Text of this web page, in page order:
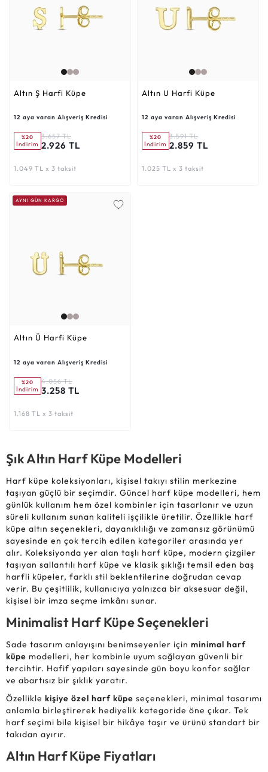
Altın Ş Harfi Küpe
12 aya varan Alışveriş Kredisi
%20
İndirim
3.657 TL
2.926 TL
1.049 TL x 3 taksit
Altın U Harfi Küpe
12 aya varan Alışveriş Kredisi
%20
İndirim
3.591 TL
2.859 TL
1.025 TL x 3 taksit
AYNI GÜN KARGO
Altın Ü Harfi Küpe
12 aya varan Alışveriş Kredisi
%20
İndirim
4.056 TL
3.258 TL
1.168 TL x 3 taksit
Şık Altın Harf Küpe Modelleri
Harf küpe koleksiyonları, kişisel takıyı stilin merkezine
taşıyan güçlü bir seçimdir. Güncel harf küpe modelleri, hem
günlük kullanım hem özel kombinler için tasarlanır ve uzun
süreli kullanım sunan kaliteli işçilikle üretilir. Özellikle harf
küpe altın seçenekleri, dayanıklılığı ve zamansız görünümü
sayesinde en çok tercih edilen kategoriler arasında yer
alır. Koleksiyonda yer alan taşlı harf küpe, modern çizgiler
taşıyan sallantılı harf küpe ve klasik şıklığı temsil eden baş
harfli küpeler, farklı stil beklentilerine doğrudan cevap
verir. Bu çeşitlilik, kullanıcıya yalnızca bir aksesuar değil,
kişisel bir imza seçme imkânı sunar.
Minimalist Harf Küpe Seçenekleri
Sade tasarım anlayışını benimseyenler için minimal harf
küpe modelleri, her kombinle uyum sağlayan güvenli bir
tercihtir. Hafif yapıları sayesinde gün boyu konfor sağlar
ve abartısız bir şıklık yaratır.
Özellikle kişiye özel harf küpe seçenekleri, minimal tasarımı
anlamla birleştirerek hediyelik kategoride öne çıkar. Tek
harf seçimi bile kişisel bir hikâye taşır ve ürünü standart bir
takıdan ayırır.
Altın Harf Küpe Fiyatları